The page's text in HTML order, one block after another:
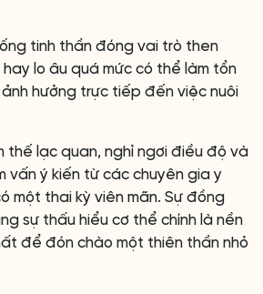
tinh thần đóng vai trò then
lo âu quá mức có thể làm tổn
hưởng trực tiếp đến việc nuôi
thế lạc quan, nghỉ ngơi điều độ và
vấn ý kiến từ các chuyên gia y
một thai kỳ viên mãn. Sự đồng
sự thấu hiểu cơ thể chính là nền
để đón chào một thiên thần nhỏ